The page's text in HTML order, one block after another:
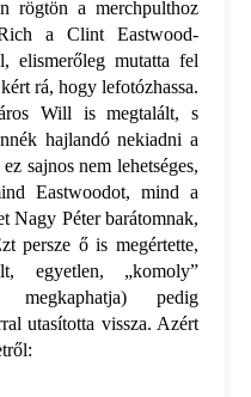
rögtön a merchpulthoz
a Clint Eastwood-
elismerőleg mutatta fel
rá, hogy lefotózhassa.
Will is megtalált, s
hajlandó nekiadni a
sajnos nem lehetséges,
Eastwoodot, mind a
Nagy Péter barátomnak,
persze ő is megértette,
egyetlen, „komoly”
pedig
utasította vissza. Azért